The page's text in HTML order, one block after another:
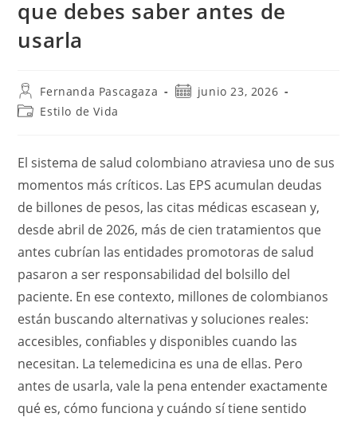
que debes saber antes de
usarla
Fernanda Pascagaza
junio 23, 2026
Estilo de Vida
El sistema de salud colombiano atraviesa uno de sus
momentos más críticos. Las EPS acumulan deudas
de billones de pesos, las citas médicas escasean y,
desde abril de 2026, más de cien tratamientos que
antes cubrían las entidades promotoras de salud
pasaron a ser responsabilidad del bolsillo del
paciente. En ese contexto, millones de colombianos
están buscando alternativas y soluciones reales:
accesibles, confiables y disponibles cuando las
necesitan. La telemedicina es una de ellas. Pero
antes de usarla, vale la pena entender exactamente
qué es, cómo funciona y cuándo sí tiene sentido